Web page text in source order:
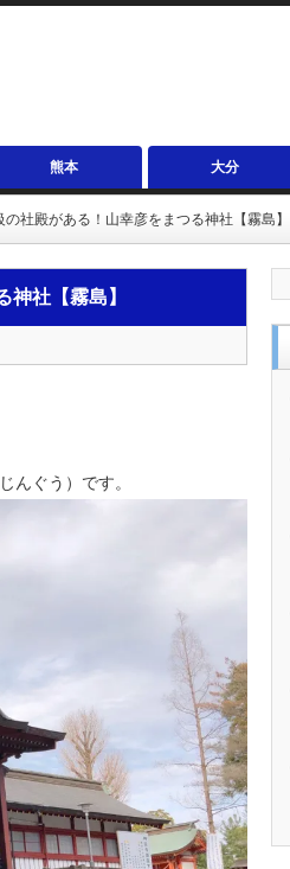
熊本 大分
の社殿がある！山幸彦をまつる神社【霧島】
神社【霧島】
んぐう）です。